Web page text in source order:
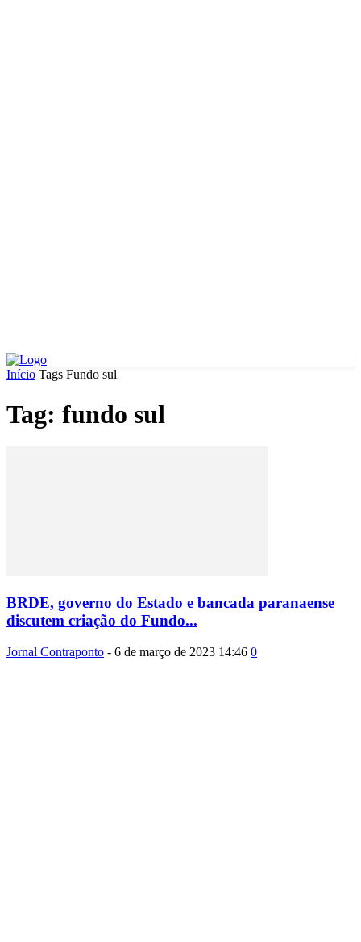
Início Tags Fundo sul
Tag: fundo sul
BRDE, governo do Estado e bancada paranaense
discutem criação do Fundo...
Jornal Contraponto - 6 de março de 2023 14:46 0